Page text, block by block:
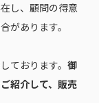
し、顧問の得意
があります。
ております。 御
紹介して、販売